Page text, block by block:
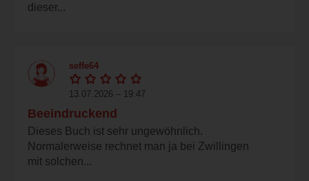
dieser...
seffe64
13.07.2026 – 19:47
Beeindruckend
Dieses Buch ist sehr ungewöhnlich.
Normalerweise rechnet man ja bei Zwillingen
mit solchen...